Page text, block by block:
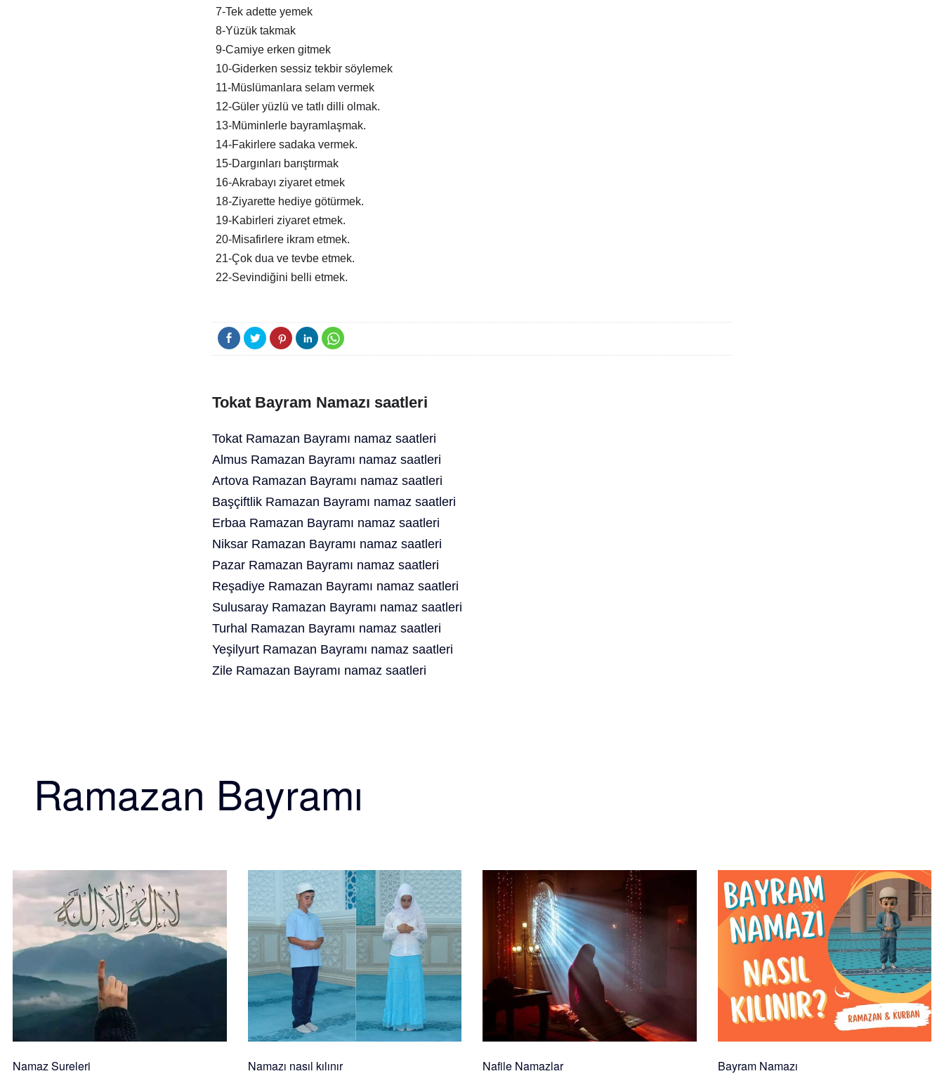
7-Tek adette yemek
8-Yüzük takmak
9-Camiye erken gitmek
10-Giderken sessiz tekbir söylemek
11-Müslümanlara selam vermek
12-Güler yüzlü ve tatlı dilli olmak.
13-Müminlerle bayramlaşmak.
14-Fakirlere sadaka vermek.
15-Dargınları barıştırmak
16-Akrabayı ziyaret etmek
18-Ziyarette hediye götürmek.
19-Kabirleri ziyaret etmek.
20-Misafirlere ikram etmek.
21-Çok dua ve tevbe etmek.
22-Sevindiğini belli etmek.
Tokat Bayram Namazı saatleri
Tokat Ramazan Bayramı namaz saatleri
Almus Ramazan Bayramı namaz saatleri
Artova Ramazan Bayramı namaz saatleri
Başçiftlik Ramazan Bayramı namaz saatleri
Erbaa Ramazan Bayramı namaz saatleri
Niksar Ramazan Bayramı namaz saatleri
Pazar Ramazan Bayramı namaz saatleri
Reşadiye Ramazan Bayramı namaz saatleri
Sulusaray Ramazan Bayramı namaz saatleri
Turhal Ramazan Bayramı namaz saatleri
Yeşilyurt Ramazan Bayramı namaz saatleri
Zile Ramazan Bayramı namaz saatleri
Ramazan Bayramı
Namaz Sureleri Namazı nasıl kılınır Nafile Namazlar Bayram Namazı